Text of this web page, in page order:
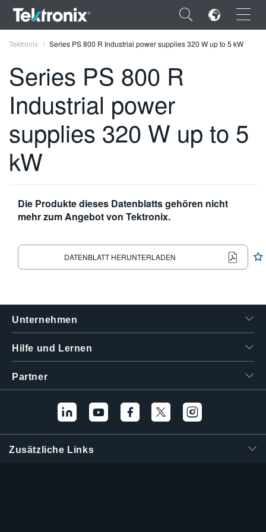
×
ENGLISH
FRANÇAIS
VIỆT NAM
简体中文
한국어
Tektronix Series PS 800 R Industrial power supplies 320 W up to 5 kW
Series PS 800 R
Industrial power
supplies 320 W up to 5
kW
Die Produkte dieses Datenblatts gehören nicht
mehr zum Angebot von Tektronix.
DATENBLATT HERUNTERLADEN
Unternehmen
Hilfe und Lernen
Partner
Zusätzliche Links